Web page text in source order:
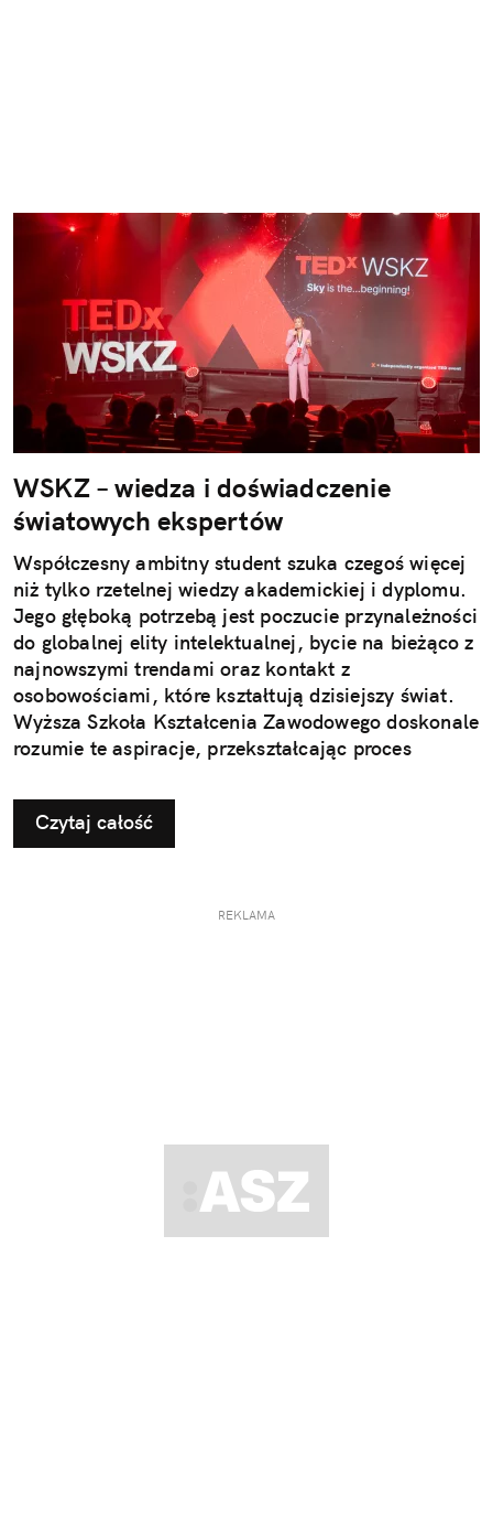
WSKZ – wiedza i doświadczenie
światowych ekspertów
Współczesny ambitny student szuka czegoś więcej
niż tylko rzetelnej wiedzy akademickiej i dyplomu.
Jego głęboką potrzebą jest poczucie przynależności
do globalnej elity intelektualnej, bycie na bieżąco z
najnowszymi trendami oraz kontakt z
osobowościami, które kształtują dzisiejszy świat.
Wyższa Szkoła Kształcenia Zawodowego doskonale
rozumie te aspiracje, przekształcając proces
tradycja akademicka spotyka się z technologią
jutra i wizjonerskim myśleniem.
Czytaj całość
REKLAMA